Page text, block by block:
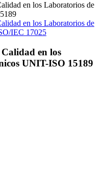
en los Laboratorios de
en los Laboratorios de
IEC 17025
en los
UNIT-ISO 15189